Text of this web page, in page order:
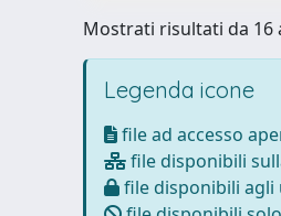
Mostrati risultati da 16
Legenda icone
file ad accesso
file disponibili
file disponibili